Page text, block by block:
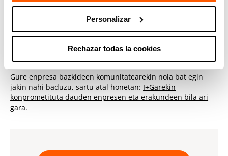
Personalizar
Rechazar todas la cookies
espazioetan eta dinamiketan parte hartzen du.
Gure enpresa bazkideen komunitatea indartzen jarraituko
dugu, industriaren eta gizartearen aurrerapena bultzatuko
duten aukera teknologiko berriak sortzeko.
Gure enpresa bazkideen komunitatearekin nola bat egin
jakin nahi baduzu, sartu atal honetan: I+Garekin
konprometituta dauden enpresen eta erakundeen bila ari
gara.